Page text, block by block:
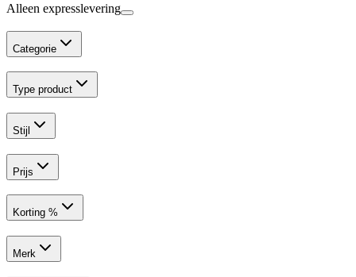
Alleen expresslevering
Categorie
Type product
Stijl
Prijs
Korting %
Merk